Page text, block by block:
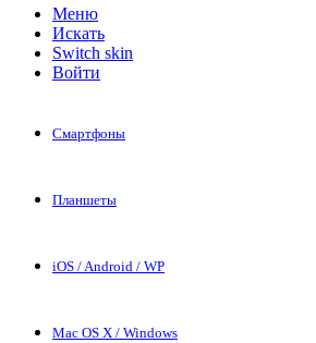
Меню
Искать
Switch skin
Войти
Смартфоны
Планшеты
iOS / Android / WP
Mac OS X / Windows